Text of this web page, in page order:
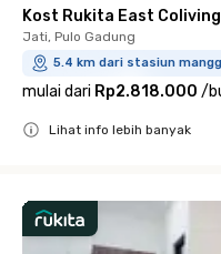
Kost Rukita East
Jati, Pulo Gadung
5.4 km dari stasiun
mulai dari Rp2.818.000 /
Lihat info lebih banyak